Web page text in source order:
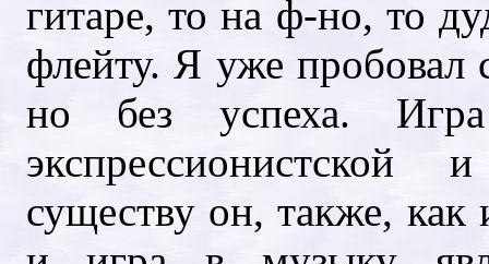
гитаре, то на ф-но, то
флейту. Я уже пробовал
но без успеха.
экспрессионистской
существу он, также,